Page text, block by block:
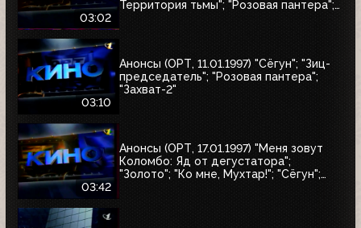
03:02
Территория тьмы"; "Розовая пантера";
03:10
Анонсы (ОРТ, 11.01.1997) "Сёгун"; "Зиц-
председатель"; "Розовая пантера";
"Захват-2"
03:42
Анонсы (ОРТ, 17.01.1997) "Меня зовут
Коломбо: Яд от дегустатора";
"Золото"; "Ко мне, Мухтар!"; "Сёгун";